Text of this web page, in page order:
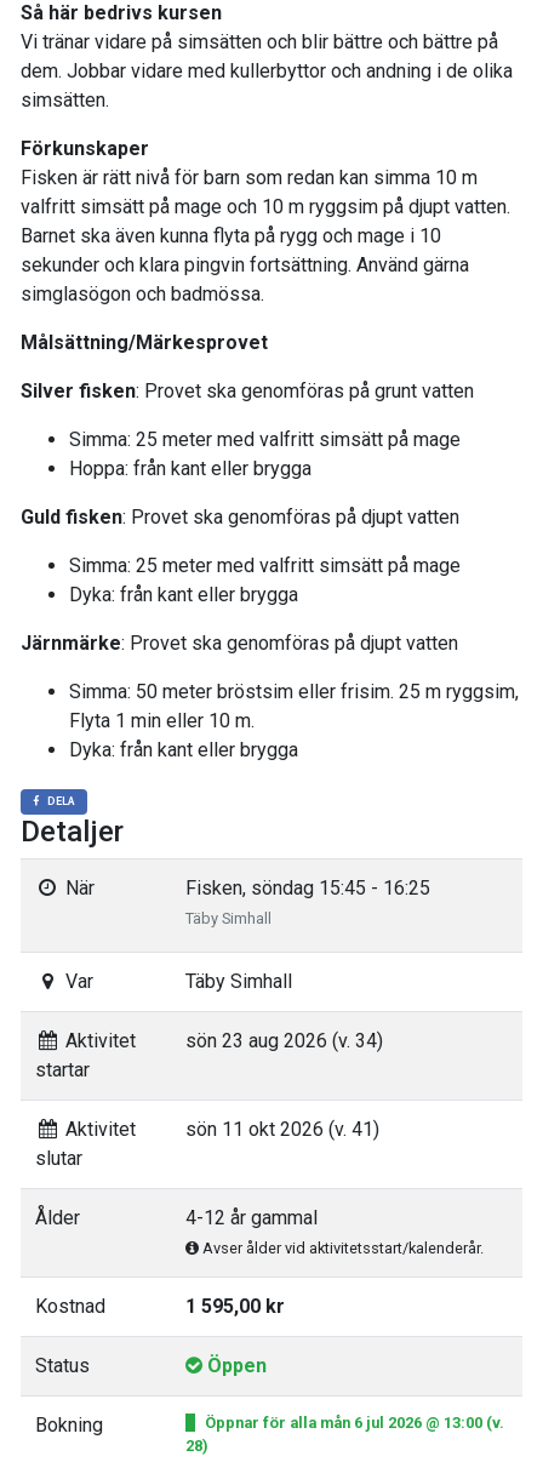
Så här bedrivs kursen
Vi tränar vidare på simsätten och blir bättre och bättre på
dem. Jobbar vidare med kullerbyttor och andning i de olika
simsätten.
Förkunskaper
Fisken är rätt nivå för barn som redan kan simma 10 m
valfritt simsätt på mage och 10 m ryggsim på djupt vatten.
Barnet ska även kunna flyta på rygg och mage i 10
sekunder och klara pingvin fortsättning. Använd gärna
simglasögon och badmössa.
Målsättning/Märkesprovet
Silver fisken: Provet ska genomföras på grunt vatten
Simma: 25 meter med valfritt simsätt på mage
Hoppa: från kant eller brygga
Guld fisken: Provet ska genomföras på djupt vatten
Simma: 25 meter med valfritt simsätt på mage
Dyka: från kant eller brygga
Järnmärke: Provet ska genomföras på djupt vatten
Simma: 50 meter bröstsim eller frisim. 25 m ryggsim,
Flyta 1 min eller 10 m.
Dyka: från kant eller brygga
DELA
Detaljer
När Fisken, söndag 15:45 - 16:25
Täby Simhall
Var Täby Simhall
Aktivitet
startar
sön 23 aug 2026 (v. 34)
Aktivitet
slutar
sön 11 okt 2026 (v. 41)
Ålder 4-12 år gammal
Avser ålder vid aktivitetsstart/kalenderår.
Kostnad 1 595,00 kr
Status Öppen
Bokning
Öppnar för alla mån 6 jul 2026 @ 13:00 (v.
28)